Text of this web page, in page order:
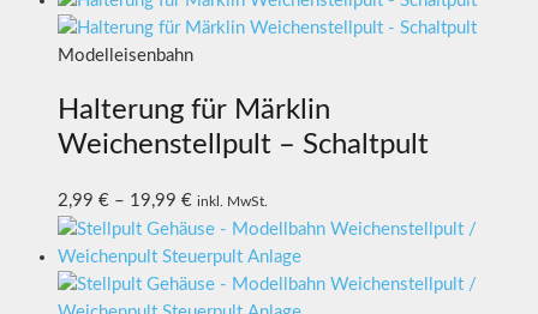
Modelleisenbahn
Halterung für Märklin
Weichenstellpult – Schaltpult
2,99 € – 19,99 € inkl. MwSt.